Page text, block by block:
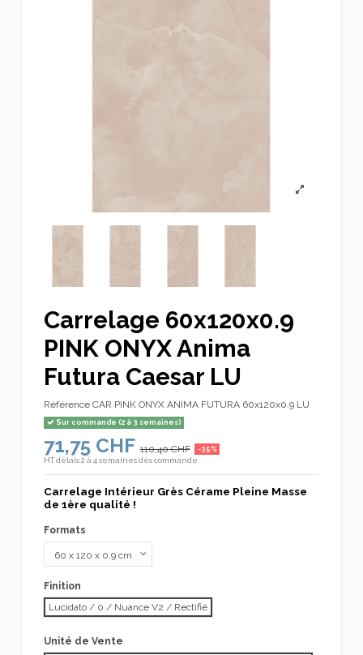
Carrelage 60x120x0.9
PINK ONYX Anima
Futura Caesar LU
Référence CAR PINK ONYX ANIMA FUTURA 60x120x0.9 LU
Sur commande (2 à 3 semaines)
71,75 CHF 110,40 CHF -35%
HTdélais 2 à 4 semaines dès commande
Carrelage Intérieur Grès Cérame Pleine Masse
de 1ère qualité !
Formats
Finition
Lucidato / 0 / Nuance V2 / Rectifié
Unité de Vente